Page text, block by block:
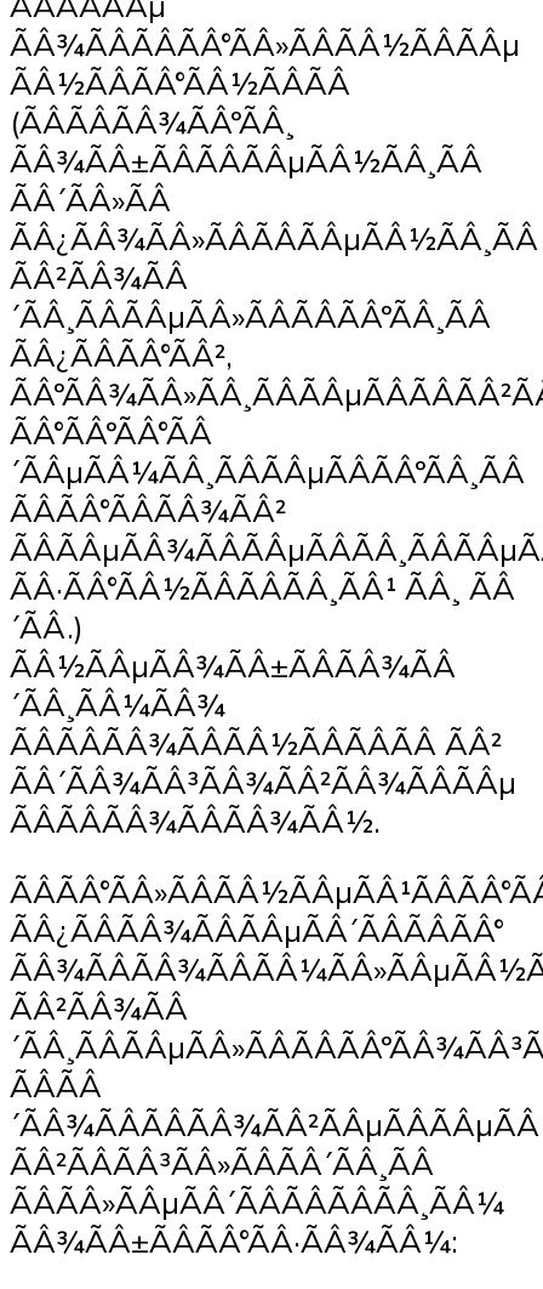
ÃÂ¾ÃÂÃÂÃÂ°ÃÂ»ÃÂÃÂ½ÃÂÃÂµ
ÃÂ½ÃÂÃÂ°ÃÂ½ÃÂÃÂ
(ÃÂÃÂÃÂ¾ÃÂºÃÂ¸
ÃÂ¾ÃÂ±ÃÂÃÂÃÂµÃÂ½ÃÂ¸ÃÂ
ÃÂ´ÃÂ»ÃÂ
ÃÂ¿ÃÂ¾ÃÂ»ÃÂÃÂÃÂµÃÂ½ÃÂ¸ÃÂ
ÃÂ²ÃÂ¾ÃÂ
´ÃÂ¸ÃÂÃÂµÃÂ»ÃÂÃÂÃÂºÃÂ¸ÃÂ
ÃÂ¿ÃÂÃÂ°ÃÂ²,
ÃÂ°ÃÂºÃÂ°ÃÂ
´ÃÂµÃÂ¼ÃÂ¸ÃÂÃÂµÃÂÃÂºÃÂ¸ÃÂ
ÃÂÃÂ°ÃÂÃÂ¾ÃÂ²
ÃÂ·ÃÂ°ÃÂ½ÃÂÃÂÃÂ¸ÃÂ¹ ÃÂ¸ ÃÂ
´ÃÂ.)
ÃÂ½ÃÂµÃÂ¾ÃÂ±ÃÂÃÂ¾ÃÂ
´ÃÂ¸ÃÂ¼ÃÂ¾
ÃÂÃÂÃÂ¾ÃÂÃÂ½ÃÂÃÂÃÂ ÃÂ²
ÃÂ´ÃÂ¾ÃÂ³ÃÂ¾ÃÂ²ÃÂ¾ÃÂÃÂµ
ÃÂÃÂÃÂ¾ÃÂÃÂ¾ÃÂ½.
ÃÂ¿ÃÂÃÂ¾ÃÂÃÂµÃÂ´ÃÂÃÂÃÂ°
ÃÂ²ÃÂ¾ÃÂ
ÃÂÃÂ
ÃÂ²ÃÂÃÂ³ÃÂ»ÃÂÃÂ´ÃÂ¸ÃÂ
ÃÂÃÂ»ÃÂµÃÂ´ÃÂÃÂÃÂÃÂ¸ÃÂ¼
ÃÂ¾ÃÂ±ÃÂÃÂ°ÃÂ·ÃÂ¾ÃÂ¼: